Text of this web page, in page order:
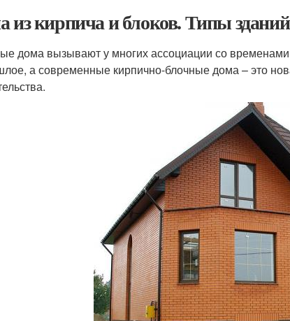
из кирпича и блоков. Типы
дома вызывают у многих ассоциации со
а современные кирпично-блочные дома – это